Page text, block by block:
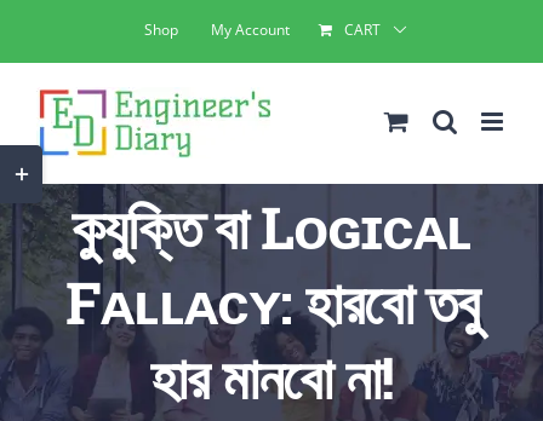
to
content
Shop My Account CART
কুযুক্তি বা Lᴏɢɪᴄᴀʟ
Fᴀʟʟᴀᴄʏ: হারবো তবু
হার মানবো না!
Toggle
Sliding
Bar
Area